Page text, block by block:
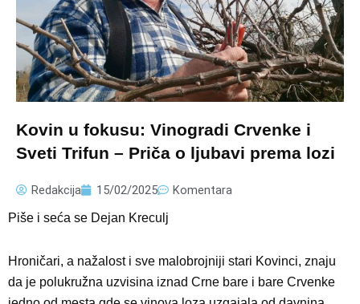
Kovin u fokusu: Vinogradi Crvenke i
Sveti Trifun – Priča o ljubavi prema lozi
Redakcija 15/02/2025 Komentara
Piše i seća se Dejan Kreculj
Hroničari, a nažalost i sve malobrojniji stari Kovinci, znaju
da je polukružna uzvisina iznad Crne bare i bare Crvenke